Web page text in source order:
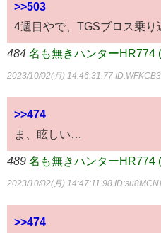
>>503
4週目やで、TGSブロス乗り
484 名も無きハンターHR774
2023/10/02(月) 14:46:31.77
>>474
ま、眩しい…
489 名も無きハンターHR774
2023/10/02(月) 14:47:11.98
>>474